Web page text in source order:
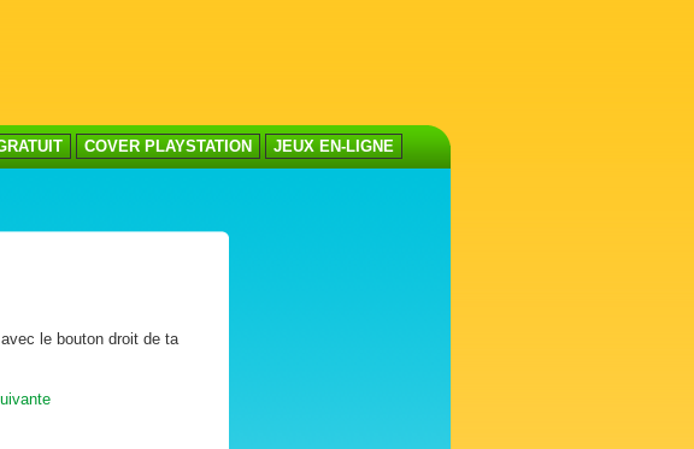
COVER PLAYSTATION JEUX EN-LIGNE
le bouton droit de ta